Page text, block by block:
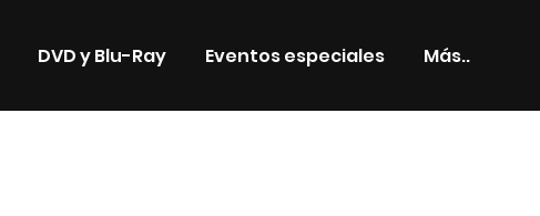
DVD y Blu-Ray Eventos especiales Más..